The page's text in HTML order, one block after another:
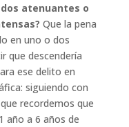
atenuantes o
Que la pena
en uno o dos
que descendería
ese delito en
siguiendo con
recordemos que
año a 6 años de